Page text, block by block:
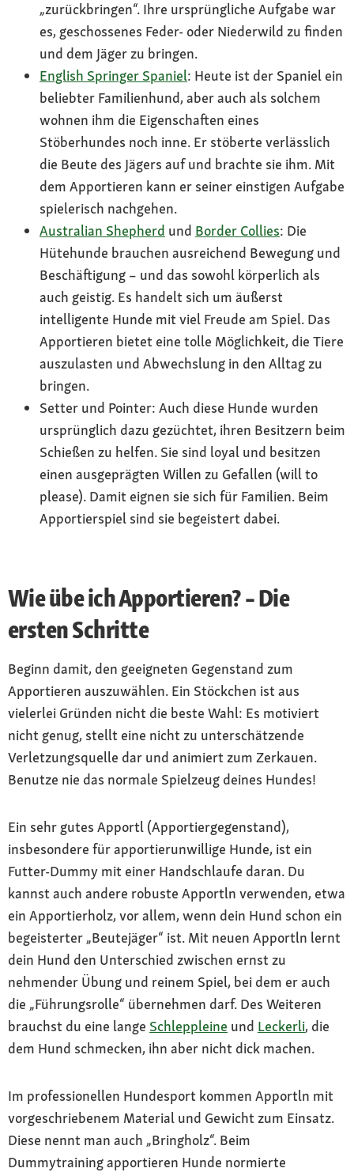
„zurückbringen“. Ihre ursprüngliche Aufgabe war
es, geschossenes Feder- oder Niederwild zu finden
und dem Jäger zu bringen.
English Springer Spaniel: Heute ist der Spaniel ein
beliebter Familienhund, aber auch als solchem
wohnen ihm die Eigenschaften eines
Stöberhundes noch inne. Er stöberte verlässlich
die Beute des Jägers auf und brachte sie ihm. Mit
dem Apportieren kann er seiner einstigen Aufgabe
spielerisch nachgehen.
Australian Shepherd und Border Collies: Die
Hütehunde brauchen ausreichend Bewegung und
Beschäftigung – und das sowohl körperlich als
auch geistig. Es handelt sich um äußerst
intelligente Hunde mit viel Freude am Spiel. Das
Apportieren bietet eine tolle Möglichkeit, die Tiere
auszulasten und Abwechslung in den Alltag zu
bringen.
Setter und Pointer: Auch diese Hunde wurden
ursprünglich dazu gezüchtet, ihren Besitzern beim
Schießen zu helfen. Sie sind loyal und besitzen
einen ausgeprägten Willen zu Gefallen (will to
please). Damit eignen sie sich für Familien. Beim
Apportierspiel sind sie begeistert dabei.
Wie übe ich Apportieren? – Die
ersten Schritte
Beginn damit, den geeigneten Gegenstand zum
Apportieren auszuwählen. Ein Stöckchen ist aus
vielerlei Gründen nicht die beste Wahl: Es motiviert
nicht genug, stellt eine nicht zu unterschätzende
Verletzungsquelle dar und animiert zum Zerkauen.
Benutze nie das normale Spielzeug deines Hundes!
Ein sehr gutes Apportl (Apportiergegenstand),
insbesondere für apportierunwillige Hunde, ist ein
Futter-Dummy mit einer Handschlaufe daran. Du
kannst auch andere robuste Apportln verwenden, etwa
ein Apportierholz, vor allem, wenn dein Hund schon ein
begeisterter „Beutejäger“ ist. Mit neuen Apportln lernt
dein Hund den Unterschied zwischen ernst zu
nehmender Übung und reinem Spiel, bei dem er auch
die „Führungsrolle“ übernehmen darf. Des Weiteren
brauchst du eine lange Schleppleine und Leckerli, die
dem Hund schmecken, ihn aber nicht dick machen.
Im professionellen Hundesport kommen Apportln mit
vorgeschriebenem Material und Gewicht zum Einsatz.
Diese nennt man auch „Bringholz“. Beim
Dummytraining apportieren Hunde normierte